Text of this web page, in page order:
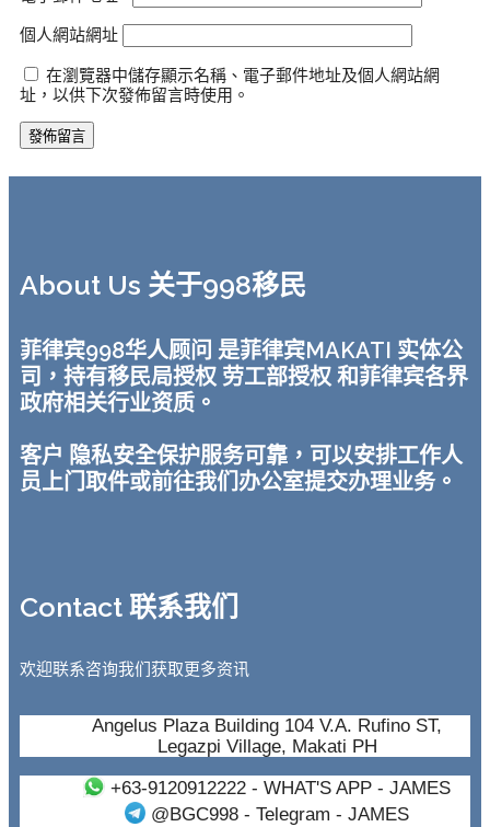
個人網站網址
在瀏覽器中儲存顯示名稱、電子郵件地址及個人網站網
址，以供下次發佈留言時使用。
About Us 关于998移民
菲律宾998华人顾问 是菲律宾MAKATI 实体公
司，持有移民局授权 劳工部授权 和菲律宾各界
政府相关行业资质。
客户 隐私安全保护服务可靠，可以安排工作人
员上门取件或前往我们办公室提交办理业务。
Contact 联系我们
欢迎联系咨询我们获取更多资讯
Angelus Plaza Building 104 V.A. Rufino ST,
Legazpi Village, Makati PH
+63-9120912222- WHAT'S APP - JAMES
@BGC998 - Telegram - JAMES